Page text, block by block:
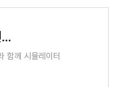
피지컬 AI 개발을 위한 VLA & 로봇 특화 LLM 한 번에 끝내기 | 패스트캠퍼스
함께 시뮬레이터